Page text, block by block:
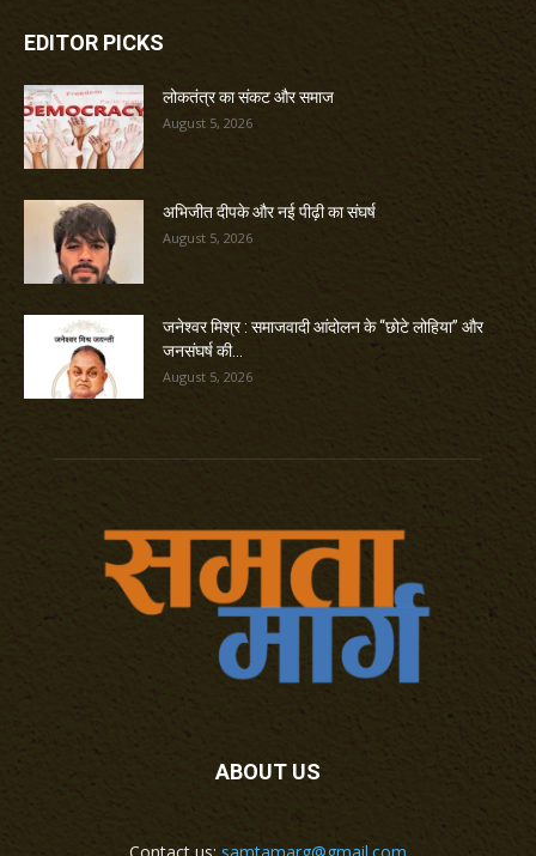
EDITOR PICKS
लोकतंत्र का संकट और समाज
August 5, 2026
अभिजीत दीपके और नई पीढ़ी का संघर्ष
August 5, 2026
जनेश्वर मिश्र : समाजवादी आंदोलन के “छोटे लोहिया” और
जनसंघर्ष की...
August 5, 2026
ABOUT US